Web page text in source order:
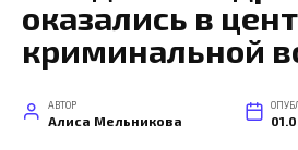
оказались в
криминальной
АВТОР
Алиса Мельникова